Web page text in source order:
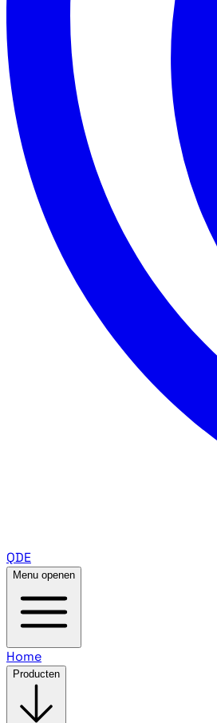
QDE
Menu openen
Home
Producten